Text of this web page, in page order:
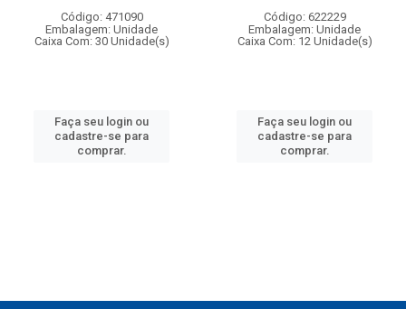
Código: 471090
Embalagem: Unidade
Caixa Com: 30 Unidade(s)
Faça seu login ou
cadastre-se para
comprar.
Código: 622229
Embalagem: Unidade
Caixa Com: 12 Unidade(s)
Faça seu login ou
cadastre-se para
comprar.